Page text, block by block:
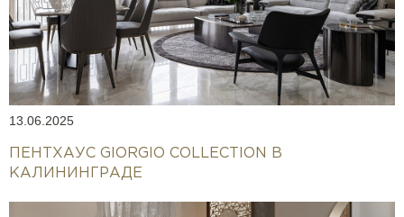
13.06.2025
ПЕНТХАУС GIORGIO COLLECTION В
КАЛИНИНГРАДЕ